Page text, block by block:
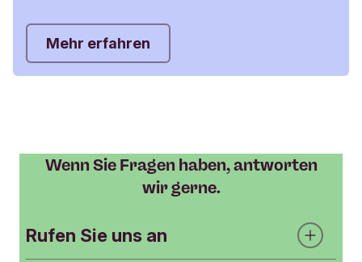
Mehr erfahren
Wenn Sie Fragen haben, antworten
wir gerne.
Rufen Sie uns an